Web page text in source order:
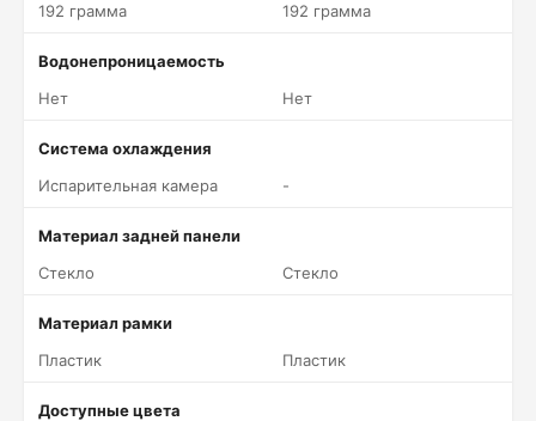
192 грамма
192 грамма
Водонепроницаемость
Нет
Нет
Система охлаждения
Испарительная камера
-
Материал задней панели
Стекло
Стекло
Материал рамки
Пластик
Пластик
Доступные цвета